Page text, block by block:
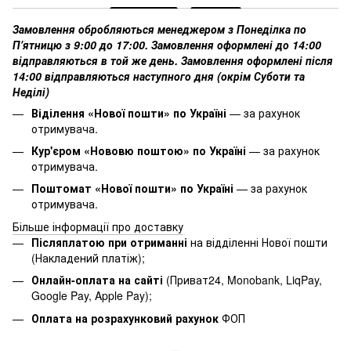
Замовлення обробляються менеджером з Понеділка по
Пʼятницю з 9:00 до 17:00. Замовлення оформлені до 14:00
відправляються в той же день. Замовлення оформлені після
14:00 відправляються наступного дня (окрім Суботи та
Неділі)
Віділення «Нової пошти» по Україні — за рахунок
отримувача.
Кур'єром «Нововю поштою» по Україні — за рахунок
отримувача.
Поштомат «Нової пошти» по Україні — за рахунок
отримувача.
Більше інформації про доставку
Післяплатою при отриманні на відділенні Нової пошти
(Накладений платіж);
Онлайн-оплата на сайті (Приват24, Monobank, LiqPay,
Google Pay, Apple Pay);
Оплата на розрахунковий рахунок ФОП